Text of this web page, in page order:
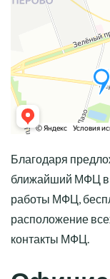
Благодаря
ближайший МФЦ в
работы МФЦ,
расположение
контакты МФЦ.